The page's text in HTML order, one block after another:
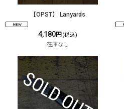
【OPST】 Lanyards
4,180円 (税込)
在庫なし